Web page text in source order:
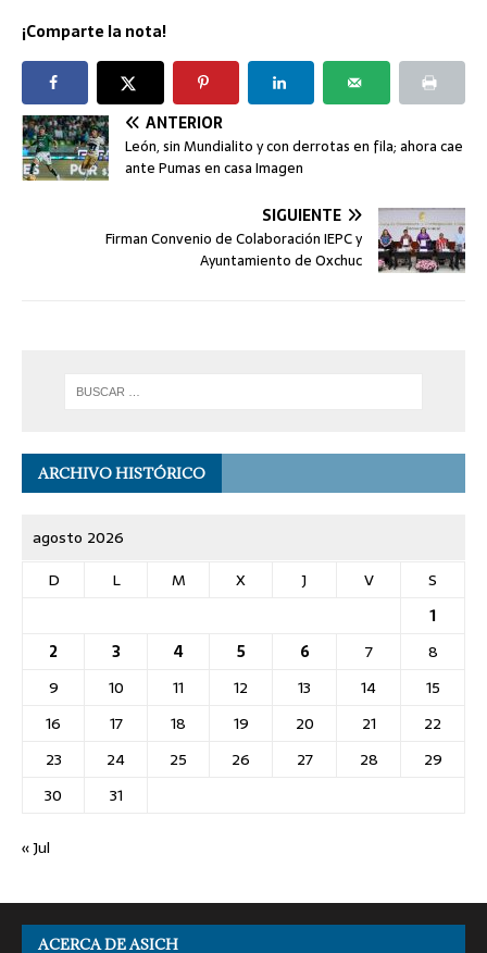
¡Comparte la nota!
ANTERIOR
León, sin Mundialito y con derrotas en fila; ahora cae
ante Pumas en casa Imagen
SIGUIENTE
Firman Convenio de Colaboración IEPC y
Ayuntamiento de Oxchuc
ARCHIVO HISTÓRICO
agosto 2026
D
L M X J V
S
1
2
3 4 5 6 7
8
9
10 11 12 13 14
15
16
17 18 19 20 21
22
23
24 25 26 27 28
29
30
31
« Jul
ACERCA DE ASICH